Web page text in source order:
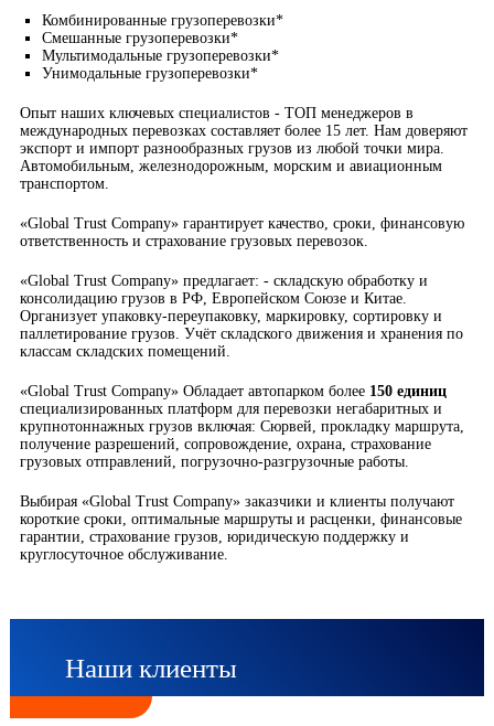
Комбинированные грузоперевозки*
Смешанные грузоперевозки*
Мультимодальные грузоперевозки*
Унимодальные грузоперевозки*
Опыт наших ключевых специалистов - ТОП менеджеров в
международных перевозках составляет более 15 лет. Нам доверяют
экспорт и импорт разнообразных грузов из любой точки мира.
Автомобильным, железнодорожным, морским и авиационным
транспортом.
«Global Trust Company» гарантирует качество, сроки, финансовую
ответственность и страхование грузовых перевозок.
«Global Trust Company» предлагает: - складскую обработку и
консолидацию грузов в РФ, Европейском Союзе и Китае.
Организует упаковку-переупаковку, маркировку, сортировку и
паллетирование грузов. Учёт складского движения и хранения по
классам складских помещений.
«Global Trust Company» Обладает автопарком более 150 единиц
специализированных платформ для перевозки негабаритных и
крупнотоннажных грузов включая: Сюрвей, прокладку маршрута,
получение разрешений, сопровождение, охрана, страхование
грузовых отправлений, погрузочно-разгрузочные работы.
Выбирая «Global Trust Company» заказчики и клиенты получают
короткие сроки, оптимальные маршруты и расценки, финансовые
гарантии, страхование грузов, юридическую поддержку и
круглосуточное обслуживание.
Наши клиенты